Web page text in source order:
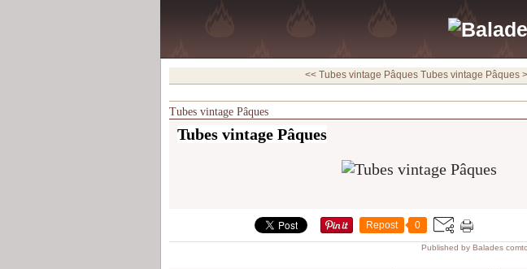
<< Tubes vintage Pâques Tubes vintage Pâques
Tubes vintage Pâques
Tubes vintage Pâques
Repost 0
Published by Balades